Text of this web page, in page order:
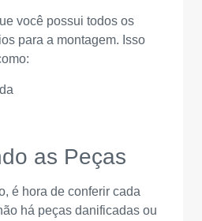
você possui todos os
para a montagem. Isso
as Peças
é hora de conferir cada
há peças danificadas ou